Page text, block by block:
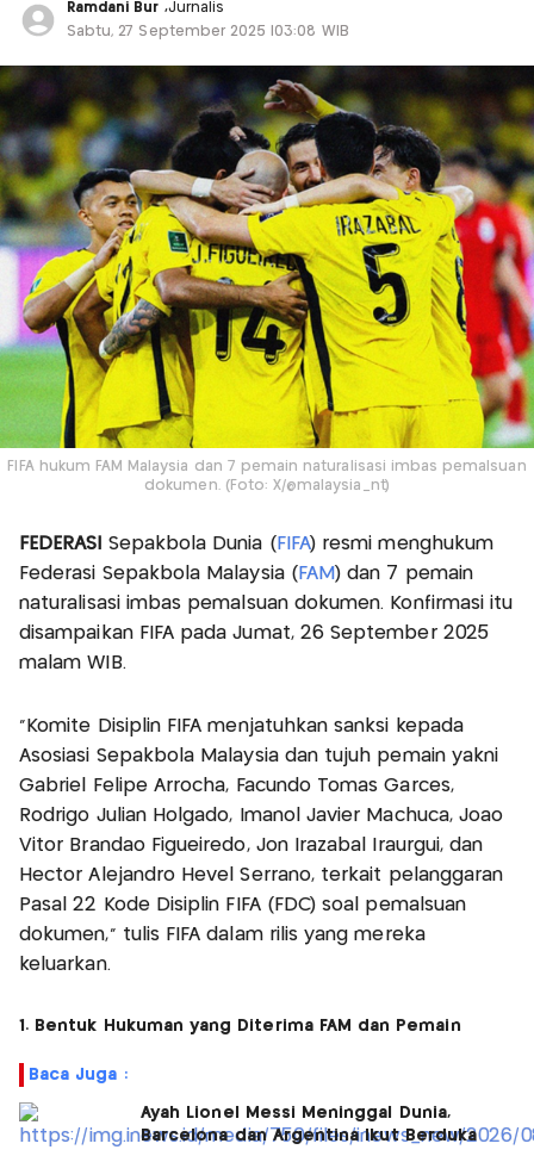
Ramdani Bur ,Jurnalis
Sabtu, 27 September 2025 |03:08 WIB
FIFA hukum FAM Malaysia dan 7 pemain naturalisasi imbas pemalsuan
dokumen. (Foto: X/@malaysia_nt)
FEDERASI Sepakbola Dunia ( FIFA) resmi menghukum
Federasi Sepakbola Malaysia ( FAM) dan 7 pemain
naturalisasi imbas pemalsuan dokumen. Konfirmasi itu
disampaikan FIFA pada Jumat, 26 September 2025
malam WIB.
“Komite Disiplin FIFA menjatuhkan sanksi kepada
Asosiasi Sepakbola Malaysia dan tujuh pemain yakni
Gabriel Felipe Arrocha, Facundo Tomas Garces,
Rodrigo Julián Holgado, Imanol Javier Machuca, Joao
Vitor Brandao Figueiredo, Jon Irazábal Iraurgui, dan
Hector Alejandro Hevel Serrano, terkait pelanggaran
Pasal 22 Kode Disiplin FIFA (FDC) soal pemalsuan
dokumen,” tulis FIFA dalam rilis yang mereka
keluarkan.
1. Bentuk Hukuman yang Diterima FAM dan Pemain
Baca Juga :
Ayah Lionel Messi Meninggal Dunia,
Barcelona dan Argentina Ikut Berduka